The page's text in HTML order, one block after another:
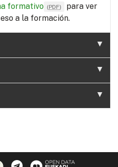
formativo (PDF)
para ver
a la formación.